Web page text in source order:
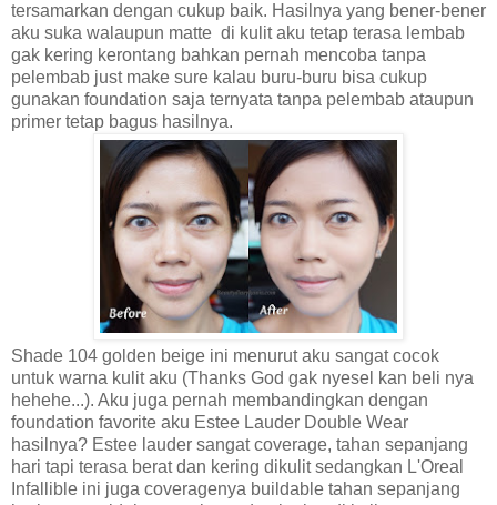
tersamarkan dengan cukup baik. Hasilnya yang bener-bener
aku suka walaupun matte di kulit aku tetap terasa lembab
gak kering kerontang bahkan pernah mencoba tanpa
pelembab just make sure kalau buru-buru bisa cukup
gunakan foundation saja ternyata tanpa pelembab ataupun
primer tetap bagus hasilnya.
Shade 104 golden beige ini menurut aku sangat cocok
untuk warna kulit aku (Thanks God gak nyesel kan beli nya
hehehe...). Aku juga pernah membandingkan dengan
foundation favorite aku Estee Lauder Double Wear
hasilnya? Estee lauder sangat coverage, tahan sepanjang
hari tapi terasa berat dan kering dikulit sedangkan L'Oreal
Infallible ini juga coveragenya buildable tahan sepanjang